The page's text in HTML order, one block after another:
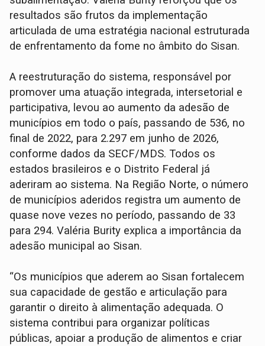
resultados são frutos da implementação
articulada de uma estratégia nacional estruturada
de enfrentamento da fome no âmbito do Sisan.
A reestruturação do sistema, responsável por
promover uma atuação integrada, intersetorial e
participativa, levou ao aumento da adesão de
municípios em todo o país, passando de 536, no
final de 2022, para 2.297 em junho de 2026,
conforme dados da SECF/MDS. Todos os
estados brasileiros e o Distrito Federal já
aderiram ao sistema. Na Região Norte, o número
de municípios aderidos registra um aumento de
quase nove vezes no período, passando de 33
para 294. Valéria Burity explica a importância da
adesão municipal ao Sisan.
“Os municípios que aderem ao Sisan fortalecem
sua capacidade de gestão e articulação para
garantir o direito à alimentação adequada. O
sistema contribui para organizar políticas
públicas, apoiar a produção de alimentos e criar